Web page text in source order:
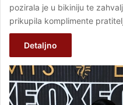
pozirala je u bikiniju te
prikupila komplimente
Detaljno